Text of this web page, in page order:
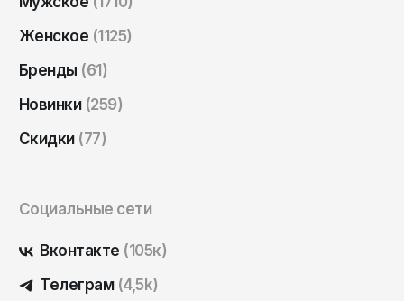
Женское (1125)
Бренды (61)
Новинки (259)
Скидки (77)
Социальные сети
Вконтакте (105к)
Телеграм (4,5k)
Саратов
Севастополь
Сергиев Посад
Симферополь
Смоленск
Ставрополь
Стерлитамак
Сыктывкар